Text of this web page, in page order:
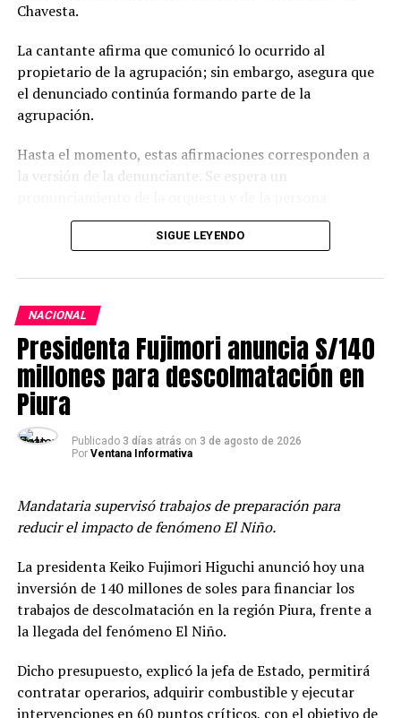
SIGUIENTE POST
ANTERIOR POST
Detienen a 11 presuntos integrantes de ‘Los
Sanguinarios de la Construcción’
Chavesta.
La cantante afirma que comunicó lo ocurrido al
propietario de la agrupación; sin embargo, asegura que
el denunciado continúa formando parte de la
agrupación.
Hasta el momento, estas afirmaciones corresponden a
la versión de la denunciante. Se espera un
señalada sobre este caso.
Producciones tomó la decisión de suspender el proyecto
de una serie sobre la historia de la Orquesta La Bella
Luz. «En Del Barrio Producciones mantenemos una
política de tolerancia cero frente a cualquier forma de
acoso, hostigamiento o violencia de género. No podemos
ni debemos avanzar en un proyecto audiovisual que
retrate auna agrupación mientras una persona señalada
en una denuncia de esta gravedad continúe formando
parte de ella», indicó la productora en su comunicado.
SIGUE LEYENDO
NACIONAL
Presidenta Fujimori anuncia S/140
millones para descolmatación en
Piura
Publicado 3 días atrás on 3 de agosto de 2026
Por Ventana Informativa
Mandataria supervisó trabajos de preparación para
reducir el impacto de fenómeno El Niño.
La presidenta Keiko Fujimori Higuchi anunció hoy una
inversión de 140 millones de soles para financiar los
trabajos de descolmatación en la región Piura, frente a
la llegada del fenómeno El Niño.
Dicho presupuesto, explicó la jefa de Estado, permitirá
contratar operarios, adquirir combustible y ejecutar
intervenciones en 60 puntos críticos, con el objetivo de